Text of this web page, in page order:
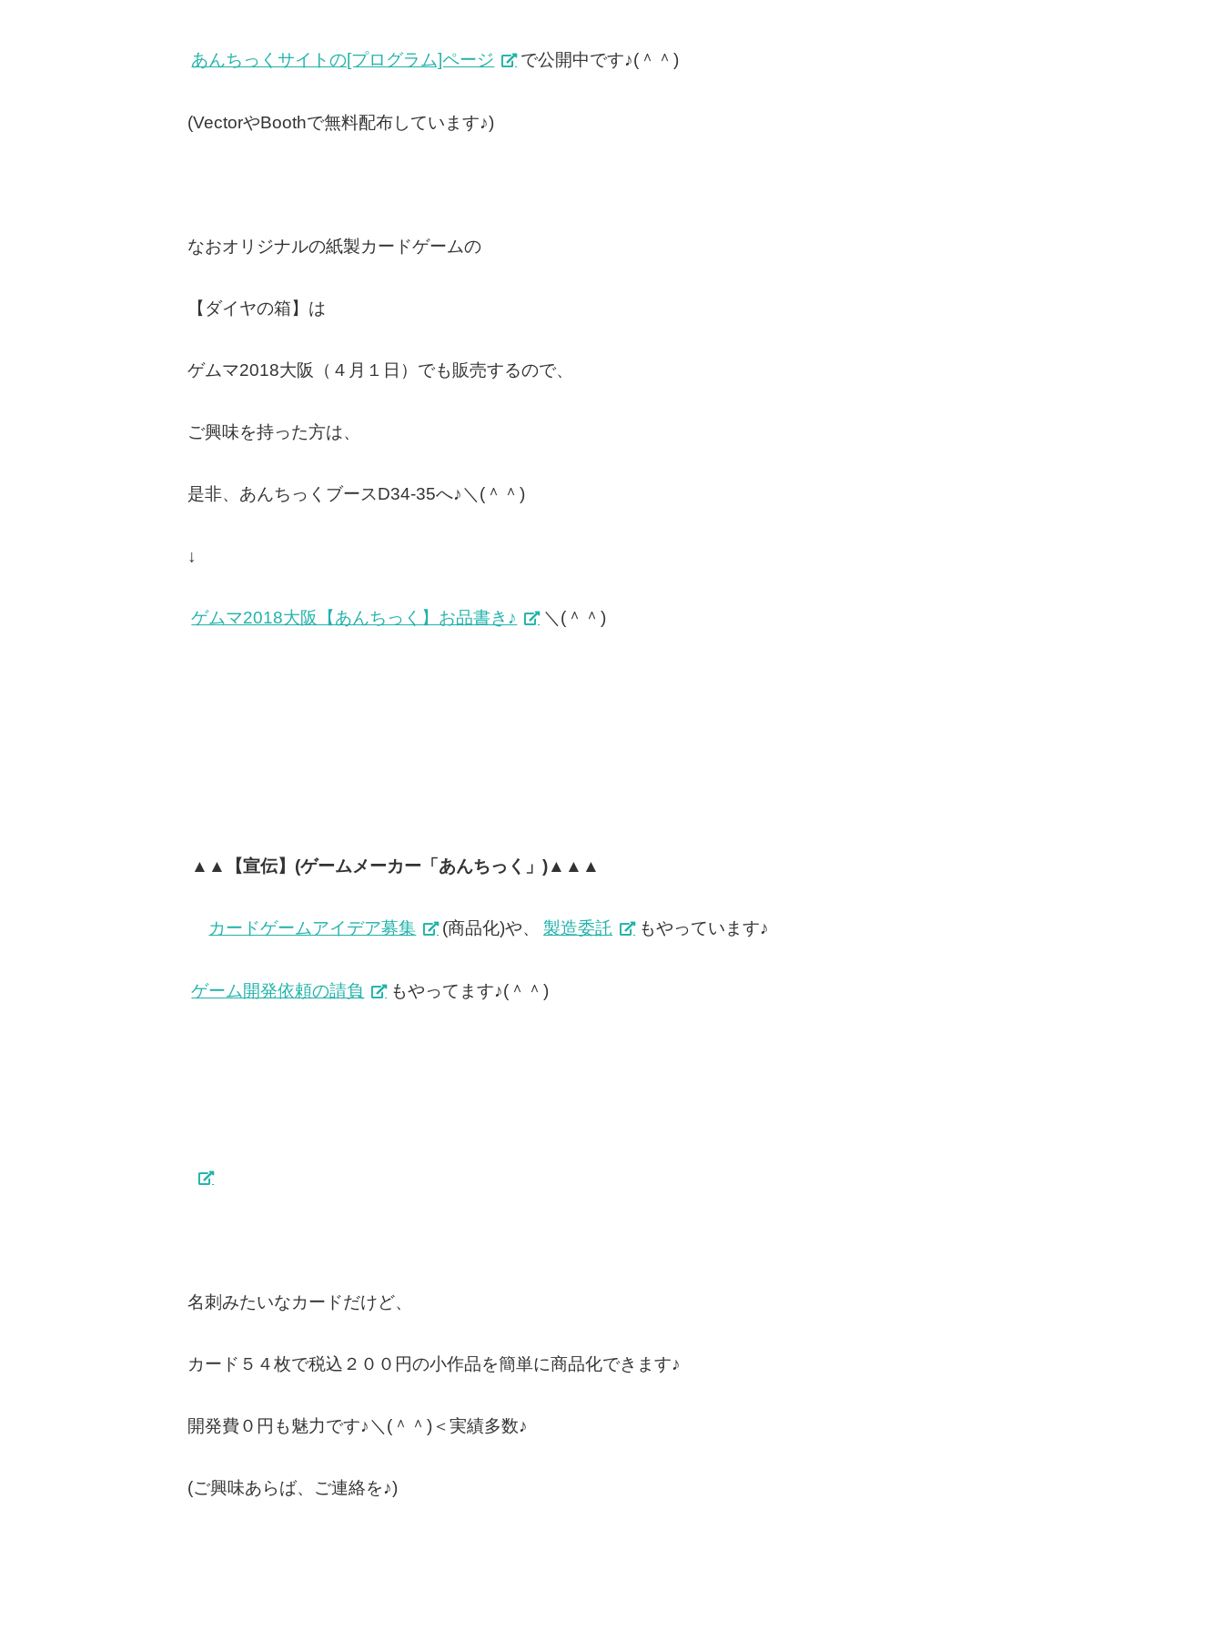
あんちっくサイトの[プログラム]ページ で公開中です♪(＾＾)
(VectorやBoothで無料配布しています♪)
なおオリジナルの紙製カードゲームの
【ダイヤの箱】は
ゲムマ2018大阪（４月１日）でも販売するので、
ご興味を持った方は、
是非、あんちっくブースD34-35へ♪＼(＾＾)
↓
ゲムマ2018大阪【あんちっく】お品書き♪ ＼(＾＾)
▲▲【宣伝】(ゲームメーカー「あんちっく」)▲▲▲
カードゲームアイデア募集 (商品化)や、 製造委託 もやっています♪
ゲーム開発依頼の請負 もやってます♪(＾＾)
名刺みたいなカードだけど、
カード５４枚で税込２００円の小作品を簡単に商品化できます♪
開発費０円も魅力です♪＼(＾＾)＜実績多数♪
(ご興味あらば、ご連絡を♪)